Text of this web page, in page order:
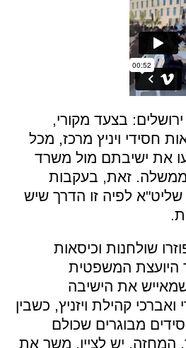
בצעד מקורי,
חסידי ויניץ מרכז, מכל
את ישיבתם מול משרד
זאת, בעקבות
לפיה זו הדרך שיש
שולחנות וכיסאות
היועצת המשפטית
את הישיבה
קהילת ויזניץ, כשבין
מבוגרים שכולם
המחזה, יש לציין, משך את